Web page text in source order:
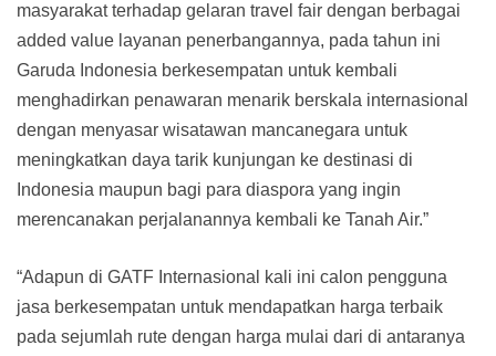
masyarakat terhadap gelaran travel fair dengan berbagai
added value layanan penerbangannya, pada tahun ini
Garuda Indonesia berkesempatan untuk kembali
menghadirkan penawaran menarik berskala internasional
dengan menyasar wisatawan mancanegara untuk
meningkatkan daya tarik kunjungan ke destinasi di
Indonesia maupun bagi para diaspora yang ingin
merencanakan perjalanannya kembali ke Tanah Air.”
“Adapun di GATF Internasional kali ini calon pengguna
jasa berkesempatan untuk mendapatkan harga terbaik
pada sejumlah rute dengan harga mulai dari di antaranya